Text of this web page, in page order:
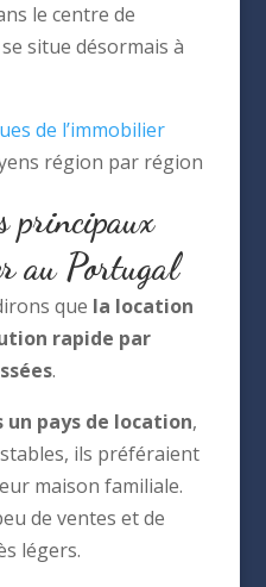
le centre de
situe désormais à
de l’immobilier
région par région
principaux
au Portugal
que la location
rapide par
.
un pays de location,
ils préféraient
maison familiale.
de ventes et de
légers.